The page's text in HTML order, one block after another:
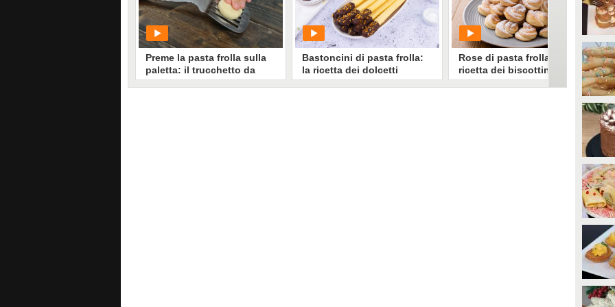
2062 • diRicette In Cucina
Preme la pasta frolla sulla
paletta: il trucchetto da
provare
0• diRedazione Cucina
Bastoncini di pasta frolla:
la ricetta dei dolcetti
semplici e sfiziosi
0• diRedazione Cucina
Rose di pasta frolla: la
ricetta dei biscottini friabili
e sfiziosi